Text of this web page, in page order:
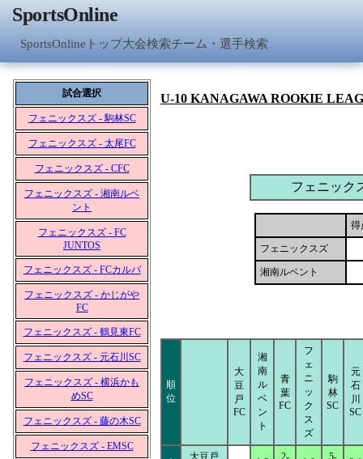
SportsOnline
SportsOnlineトップ大会検索チーム・選手検索
試合選択
フェニックスズ - 駒林SC
フェニックスズ - 太尾FC
フェニックスズ - CFC
フェニックスズ - 湘南ルベ
ント
フェニックスズ - FC
JUNTOS
フェニックスズ - FCカルパ
フェニックスズ - かじがや
FC
フェニックスズ - 鶴見東FC
フェニックスズ - 元石川SC
フェニックスズ - 横浜かも
めSC
フェニックスズ - 藤の木SC
フェニックスズ - EMSC
U-10 KANAGAWA ROOKIE
フェニック
得
フェニックスズ
湘南ルベント
順
位
大
豆
戸
FC
湘
南
ル
ベ
ン
ト
青
葉
FC
フ
ェ
ニ
ッ
ク
ス
ズ
駒
林
SC
元
石
川
SC
大豆戸
2-
5-